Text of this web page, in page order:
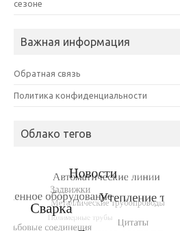
сезоне
Важная информация
Обратная связь
Политика конфиденциальности
Облако тегов